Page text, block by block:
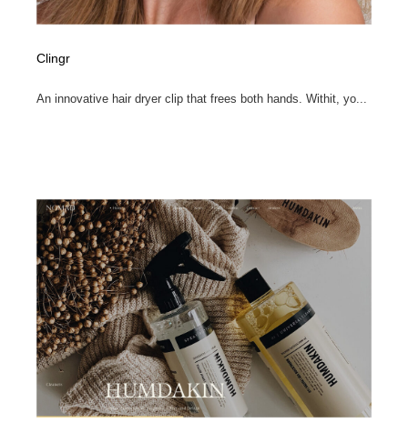
Clingr
An innovative hair dryer clip that frees both hands. Withit, yo...